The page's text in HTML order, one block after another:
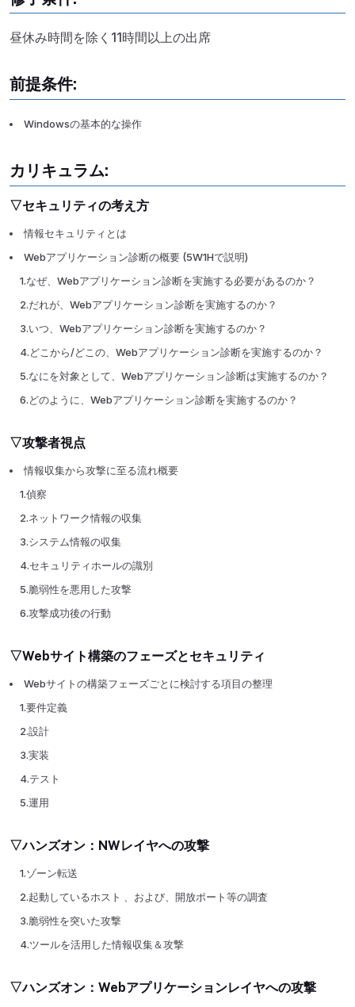
昼休み時間を除く11時間以上の出席
前提条件:
Windowsの基本的な操作
カリキュラム:
▽セキュリティの考え方
情報セキュリティとは
Webアプリケーション診断の概要 (5W1Hで説明)
1.なぜ、Webアプリケーション診断を実施する必要があるのか？
2.だれが、Webアプリケーション診断を実施するのか？
3.いつ、Webアプリケーション診断を実施するのか？
4.どこから/どこの、Webアプリケーション診断を実施するのか？
5.なにを対象として、Webアプリケーション診断は実施するのか？
6.どのように、Webアプリケーション診断を実施するのか？
▽攻撃者視点
情報収集から攻撃に至る流れ概要
1.偵察
2.ネットワーク情報の収集
3.システム情報の収集
4.セキュリティホールの識別
5.脆弱性を悪用した攻撃
6.攻撃成功後の行動
▽Webサイト構築のフェーズとセキュリティ
Webサイトの構築フェーズごとに検討する項目の整理
1.要件定義
2.設計
3.実装
4.テスト
5.運用
▽ハンズオン：NWレイヤへの攻撃
1.ゾーン転送
2.起動しているホスト 、および、開放ポート等の調査
3.脆弱性を突いた攻撃
4.ツールを活用した情報収集＆攻撃
▽ハンズオン：Webアプリケーションレイヤへの攻撃